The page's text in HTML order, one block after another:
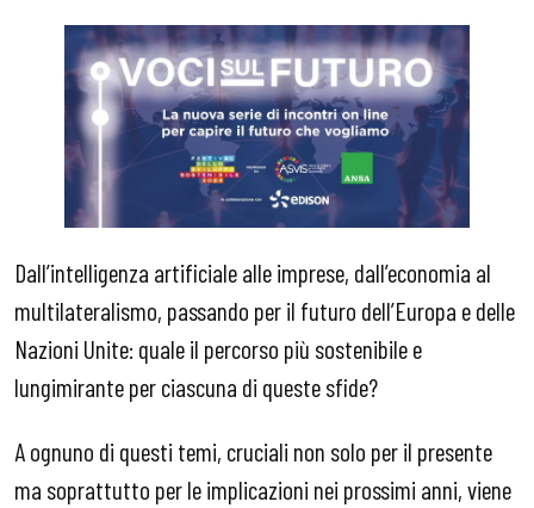
Dall’intelligenza artificiale alle imprese, dall’economia al
multilateralismo, passando per il futuro dell’Europa e delle
Nazioni Unite: quale il percorso più sostenibile e
lungimirante per ciascuna di queste sfide?
A ognuno di questi temi, cruciali non solo per il presente
ma soprattutto per le implicazioni nei prossimi anni, viene